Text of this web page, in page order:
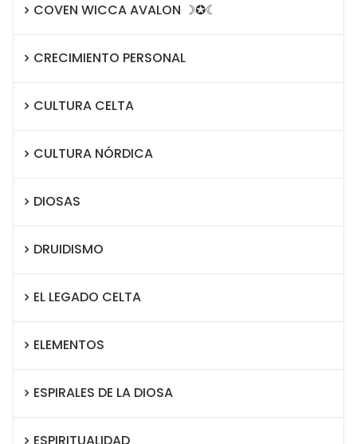
COVEN WICCA AVALON ☽✪☾
CRECIMIENTO PERSONAL
CULTURA CELTA
CULTURA NÓRDICA
DIOSAS
DRUIDISMO
EL LEGADO CELTA
ELEMENTOS
ESPIRALES DE LA DIOSA